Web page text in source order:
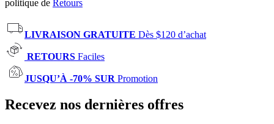
politique de Retours
LIVRAISON GRATUITE Dès $120 d’achat
RETOURS Faciles
JUSQU’À -70% SUR Promotion
Recevez nos dernières offres